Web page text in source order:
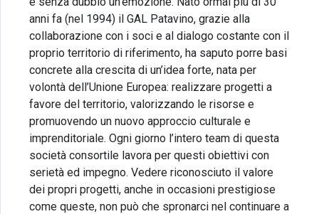
anni fa (nel 1994) il GAL Patavino, grazie alla
collaborazione con i soci e al dialogo costante con il
proprio territorio di riferimento, ha saputo porre basi
concrete alla crescita di un’idea forte, nata per
volontà dell’Unione Europea: realizzare progetti a
favore del territorio, valorizzando le risorse e
promuovendo un nuovo approccio culturale e
imprenditoriale. Ogni giorno l’intero team di questa
società consortile lavora per questi obiettivi con
serietà ed impegno. Vedere riconosciuto il valore
dei propri progetti, anche in occasioni prestigiose
come queste, non può che spronarci nel continuare a